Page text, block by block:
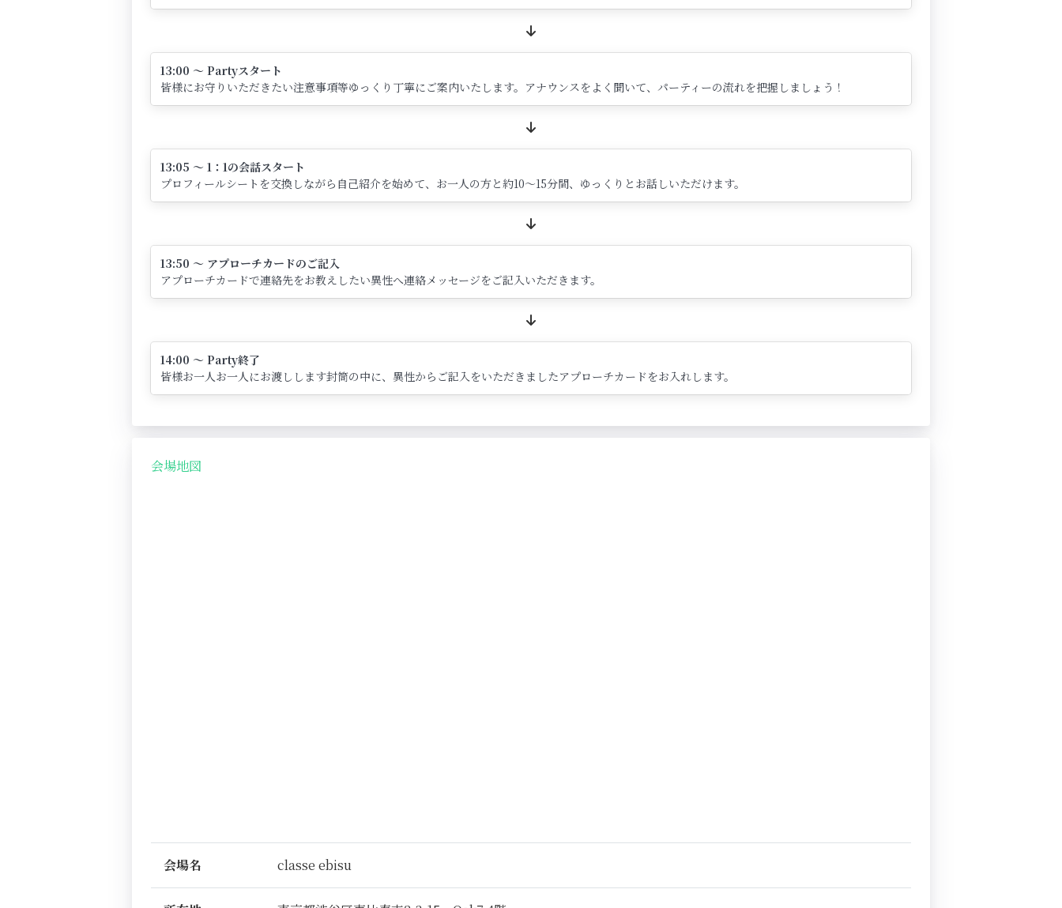
13:00 ～ Partyスタート
皆様にお守りいただきたい注意事項等ゆっくり丁寧にご案内いたします。アナウンスをよく聞いて、パーティーの流れを把握しましょう！
13:05 ～ 1：1の会話スタート
プロフィールシートを交換しながら自己紹介を始めて、お一人の方と約10～15分間、ゆっくりとお話しいただけます。
13:50 ～ アプローチカードのご記入
アプローチカードで連絡先をお教えしたい異性へ連絡メッセージをご記入いただきます。
14:00 ～ Party終了
皆様お一人お一人にお渡しします封筒の中に、異性からご記入をいただきましたアプローチカードをお入れします。
会場地図
会場名 classe ebisu